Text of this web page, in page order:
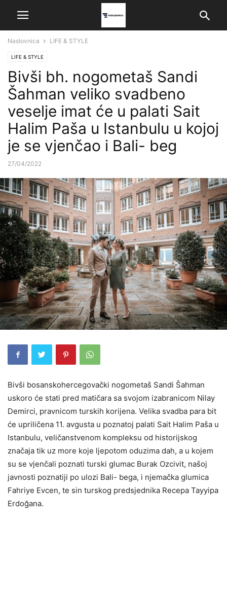
Naslovnica LIFE & STYLE
LIFE & STYLE
Bivši bh. nogometaš Sandi
Šahman veliko svadbeno
veselje imat će u palati Sait
Halim Paša u Istanbulu u kojoj
je se vjenčao i Bali- beg
27/04/2022
Bivši bosanskohercegovački nogometaš Sandi Šahman
uskoro će stati pred matičara sa svojom izabranicom Nilay
Demirci, pravnicom turskih korijena. Velika svadba para bit
će upriličena 11. avgusta u poznatoj palati Sait Halim Paša u
Istanbulu, veličanstvenom kompleksu od historijskog
značaja tik uz more koje ljepotom oduzima dah, a u kojem
su se vjenčali poznati turski glumac Burak Ozcivit, našoj
javnosti poznatiji po ulozi Bali- bega, i njemačka glumica
Fahriye Evcen, te sin turskog predsjednika Recepa Tayyipa
Erdoğana.